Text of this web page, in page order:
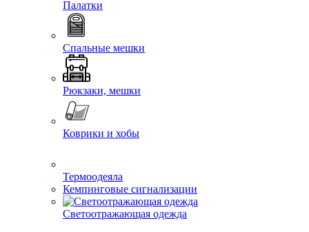
Палатки
Спальные мешки
Рюкзаки, мешки
Коврики и хобы
Термоодеяла
Кемпинговые сигнализации
Светоотражающая одежда